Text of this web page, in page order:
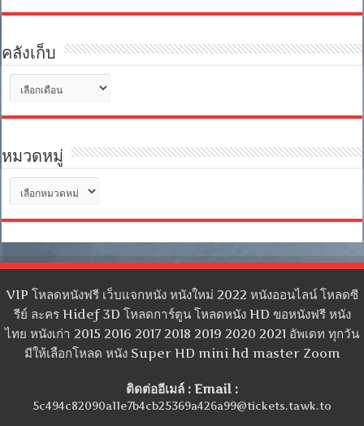
คลังเก็บ
เก็บ
หมวดหมู่
หมู่
VIP โหลดหนังฟรี เว็บแจกหนัง หนังใหม่ 2022 หนังออนไลน์ โหลดซี
รีย์ ละคร Hidef 3D โหลดการ์ตูน โหลดหนัง HD ขอหนังฟรี หนัง
ไทย หนังเก่า 2015 2016 2017 2018 2019 2020 2021 อัพเดท ทุกวัน
มีให้เลือกโหลด หนัง Super HD mini hd master Zoom
ติดต่ออีเมล์ : Email :
5c494c82090a11e7b4cb25369a426a99@tickets.tawk.to